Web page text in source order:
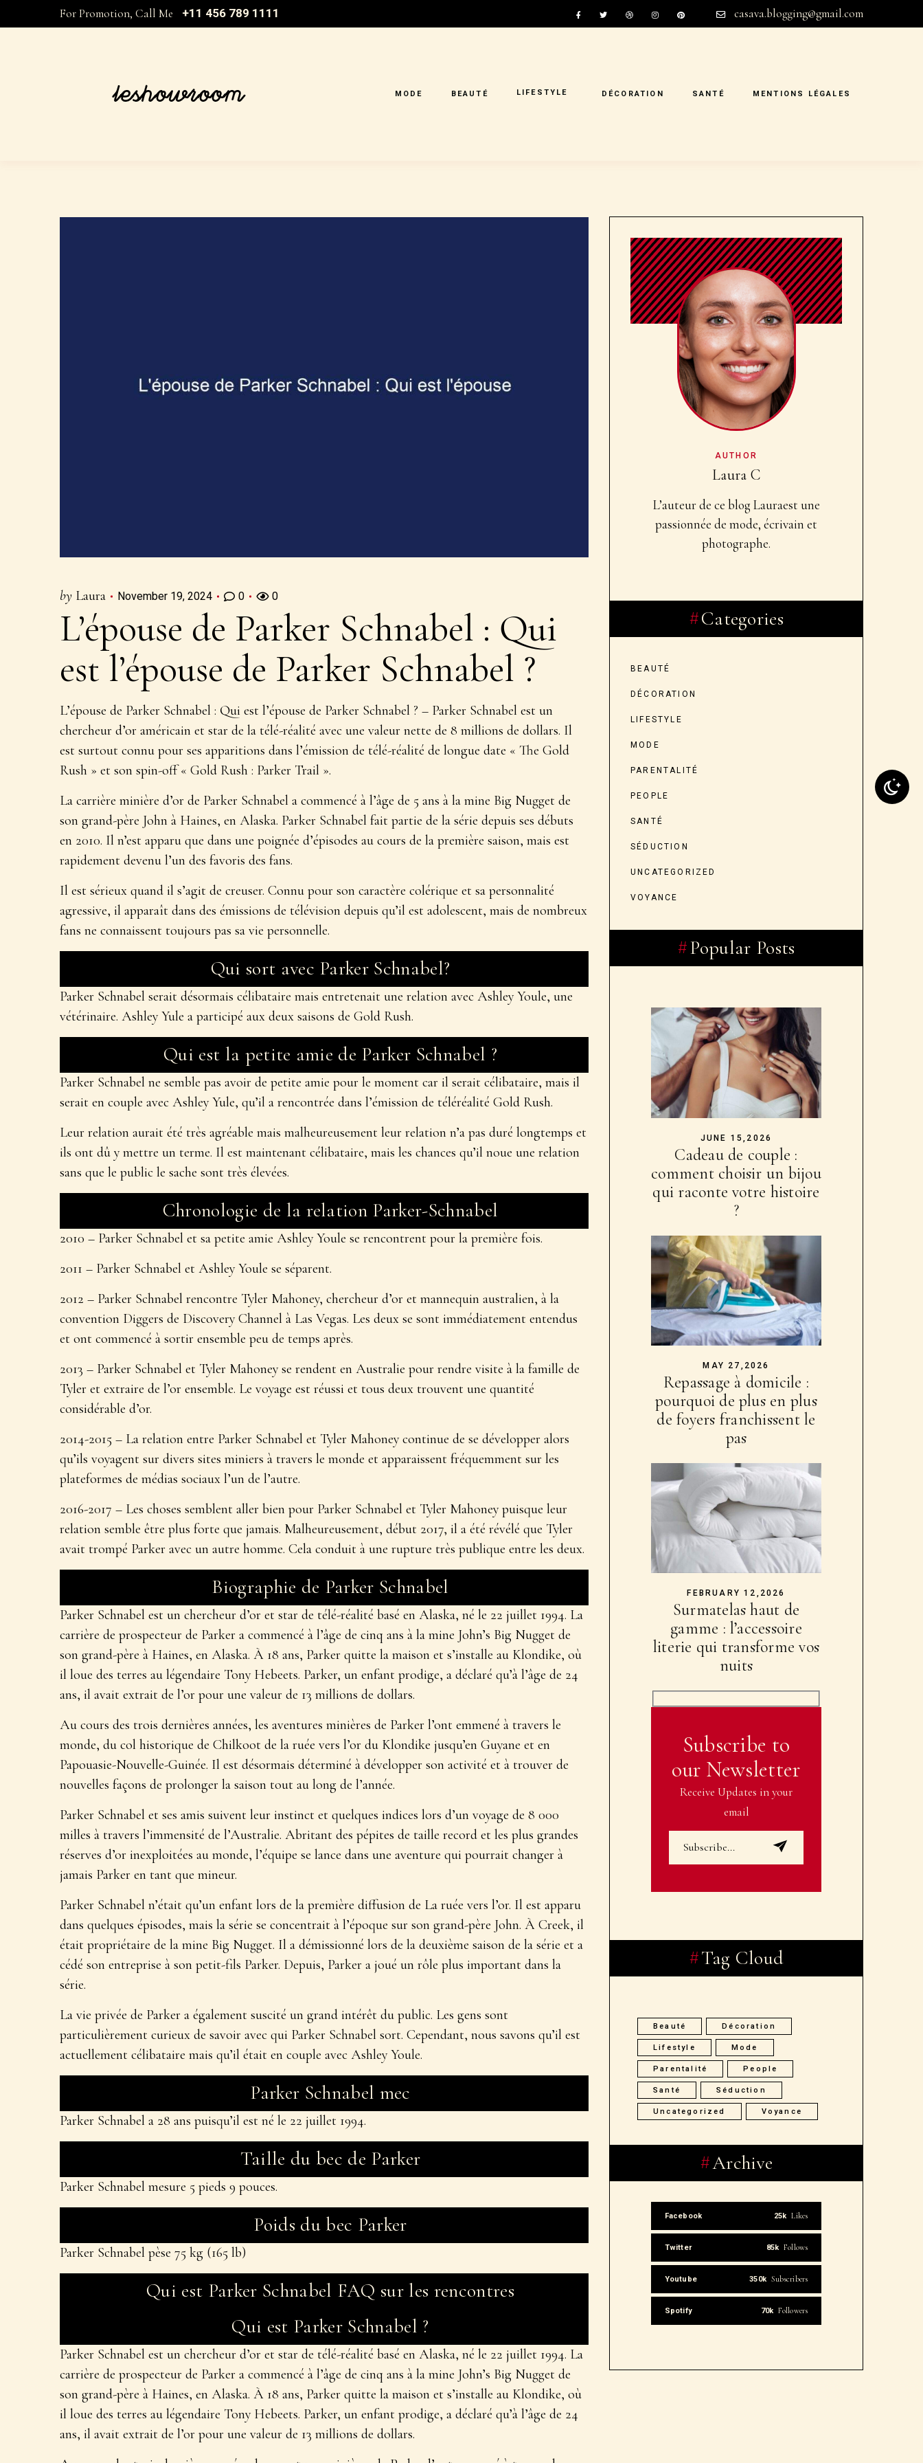
For Promotion, Call Me +11 456 789 1111 casava.blogging@gmail.com
MODE BEAUTÉ LIFESTYLE DÉCORATION SANTÉ MENTIONS LÉGALES
by Laura November 19, 2024 0 0
L’épouse de Parker Schnabel : Qui
est l’épouse de Parker Schnabel ?
L’épouse de Parker Schnabel : Qui est l’épouse de Parker Schnabel ? – Parker Schnabel est un
chercheur d’or américain et star de la télé-réalité avec une valeur nette de 8 millions de dollars. Il
est surtout connu pour ses apparitions dans l’émission de télé-réalité de longue date « The Gold
Rush » et son spin-off « Gold Rush : Parker Trail ».
La carrière minière d’or de Parker Schnabel a commencé à l’âge de 5 ans à la mine Big Nugget de
son grand-père John à Haines, en Alaska. Parker Schnabel fait partie de la série depuis ses débuts
en 2010. Il n’est apparu que dans une poignée d’épisodes au cours de la première saison, mais est
rapidement devenu l’un des favoris des fans.
Il est sérieux quand il s’agit de creuser. Connu pour son caractère colérique et sa personnalité
agressive, il apparaît dans des émissions de télévision depuis qu’il est adolescent, mais de nombreux
fans ne connaissent toujours pas sa vie personnelle.
Qui sort avec Parker Schnabel?
Parker Schnabel serait désormais célibataire mais entretenait une relation avec Ashley Youle, une
vétérinaire. Ashley Yule a participé aux deux saisons de Gold Rush.
Qui est la petite amie de Parker Schnabel ?
Parker Schnabel ne semble pas avoir de petite amie pour le moment car il serait célibataire, mais il
serait en couple avec Ashley Yule, qu’il a rencontrée dans l’émission de téléréalité Gold Rush.
Leur relation aurait été très agréable mais malheureusement leur relation n’a pas duré longtemps et
ils ont dû y mettre un terme. Il est maintenant célibataire, mais les chances qu’il noue une relation
sans que le public le sache sont très élevées.
Chronologie de la relation Parker-Schnabel
2010 – Parker Schnabel et sa petite amie Ashley Youle se rencontrent pour la première fois.
2011 – Parker Schnabel et Ashley Youle se séparent.
2012 – Parker Schnabel rencontre Tyler Mahoney, chercheur d’or et mannequin australien, à la
convention Diggers de Discovery Channel à Las Vegas. Les deux se sont immédiatement entendus
et ont commencé à sortir ensemble peu de temps après.
2013 – Parker Schnabel et Tyler Mahoney se rendent en Australie pour rendre visite à la famille de
Tyler et extraire de l’or ensemble. Le voyage est réussi et tous deux trouvent une quantité
considérable d’or.
2014-2015 – La relation entre Parker Schnabel et Tyler Mahoney continue de se développer alors
qu’ils voyagent sur divers sites miniers à travers le monde et apparaissent fréquemment sur les
plateformes de médias sociaux l’un de l’autre.
2016-2017 – Les choses semblent aller bien pour Parker Schnabel et Tyler Mahoney puisque leur
relation semble être plus forte que jamais. Malheureusement, début 2017, il a été révélé que Tyler
avait trompé Parker avec un autre homme. Cela conduit à une rupture très publique entre les deux.
Biographie de Parker Schnabel
Parker Schnabel est un chercheur d’or et star de télé-réalité basé en Alaska, né le 22 juillet 1994. La
carrière de prospecteur de Parker a commencé à l’âge de cinq ans à la mine John’s Big Nugget de
son grand-père à Haines, en Alaska. À 18 ans, Parker quitte la maison et s’installe au Klondike, où
il loue des terres au légendaire Tony Hebeets. Parker, un enfant prodige, a déclaré qu’à l’âge de 24
ans, il avait extrait de l’or pour une valeur de 13 millions de dollars.
Au cours des trois dernières années, les aventures minières de Parker l’ont emmené à travers le
monde, du col historique de Chilkoot de la ruée vers l’or du Klondike jusqu’en Guyane et en
Papouasie-Nouvelle-Guinée. Il est désormais déterminé à développer son activité et à trouver de
nouvelles façons de prolonger la saison tout au long de l’année.
Parker Schnabel et ses amis suivent leur instinct et quelques indices lors d’un voyage de 8 000
milles à travers l’immensité de l’Australie. Abritant des pépites de taille record et les plus grandes
réserves d’or inexploitées au monde, l’équipe se lance dans une aventure qui pourrait changer à
jamais Parker en tant que mineur.
Parker Schnabel n’était qu’un enfant lors de la première diffusion de La ruée vers l’or. Il est apparu
dans quelques épisodes, mais la série se concentrait à l’époque sur son grand-père John. À Creek, il
était propriétaire de la mine Big Nugget. Il a démissionné lors de la deuxième saison de la série et a
cédé son entreprise à son petit-fils Parker. Depuis, Parker a joué un rôle plus important dans la
série.
La vie privée de Parker a également suscité un grand intérêt du public. Les gens sont
particulièrement curieux de savoir avec qui Parker Schnabel sort. Cependant, nous savons qu’il est
actuellement célibataire mais qu’il était en couple avec Ashley Youle.
Parker Schnabel mec
Parker Schnabel a 28 ans puisqu’il est né le 22 juillet 1994.
Taille du bec de Parker
Parker Schnabel mesure 5 pieds 9 pouces.
Poids du bec Parker
Parker Schnabel pèse 75 kg (165 lb)
Qui est Parker Schnabel FAQ sur les rencontres
Qui est Parker Schnabel ?
Parker Schnabel est un chercheur d’or et star de télé-réalité basé en Alaska, né le 22 juillet 1994. La
carrière de prospecteur de Parker a commencé à l’âge de cinq ans à la mine John’s Big Nugget de
son grand-père à Haines, en Alaska. À 18 ans, Parker quitte la maison et s’installe au Klondike, où
il loue des terres au légendaire Tony Hebeets. Parker, un enfant prodige, a déclaré qu’à l’âge de 24
ans, il avait extrait de l’or pour une valeur de 13 millions de dollars.
AUTHOR
Laura C
L’auteur de ce blog Lauraest une
passionnée de mode, écrivain et
photographe.
Categories
BEAUTÉ
DÉCORATION
LIFESTYLE
MODE
PARENTALITÉ
PEOPLE
SANTÉ
SÉDUCTION
UNCATEGORIZED
VOYANCE
Popular Posts
JUNE 15,2026
Cadeau de couple :
comment choisir un bijou
qui raconte votre histoire
?
MAY 27,2026
Repassage à domicile :
pourquoi de plus en plus
de foyers franchissent le
pas
FEBRUARY 12,2026
Surmatelas haut de
gamme : l’accessoire
literie qui transforme vos
nuits
Subscribe to
our Newsletter
Receive Updates in your
email
Tag Cloud
Beauté Décoration
Lifestyle Mode
Parentalité People
Santé Séduction
Uncategorized Voyance
Archive
Facebook 25k Likes
Twitter 85k Follows
Youtube 350k Subscribers
Spotify 70k Followers